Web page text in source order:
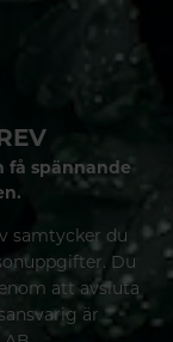
få spännande
samtycker du
Du
att avsluta
är